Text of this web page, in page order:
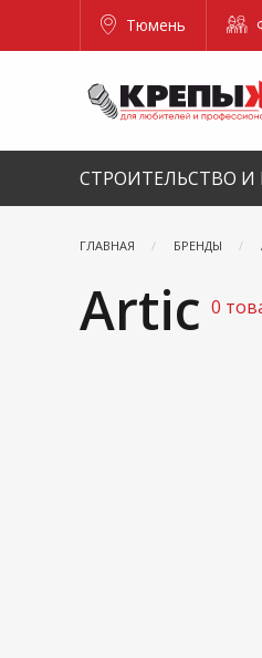
Тюмень
СТРОИТЕЛЬСТВО И
ГЛАВНАЯ БРЕНДЫ
Artic 0